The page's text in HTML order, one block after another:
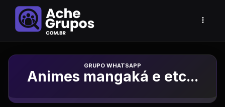
Grupo de Whatsapp
Animes mangaká e etc...